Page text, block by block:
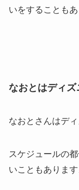
いをすることもあ
なおとはディ
なおとさんはデ
スケジュールの
いこともあります